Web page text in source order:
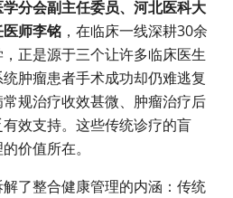
分会副主任委员、河北医科大
师李铭，在临床一线深耕30余
正是源于三个让许多临床医生
肿瘤患者手术成功却仍难逃复
规治疗收效甚微、肿瘤治疗后
效支持。这些传统诊疗的盲
价值所在。
了整合健康管理的内涵：传统